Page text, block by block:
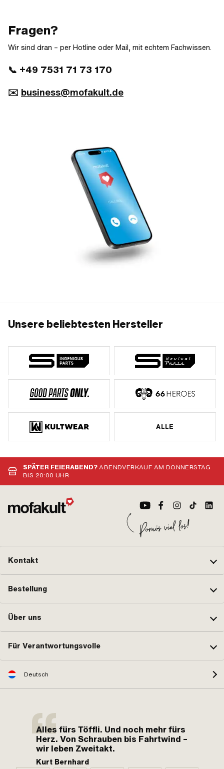
Fragen?
Wir sind dran – per Hotline oder Mail, mit echtem Fachwissen.
📞 +49 7531 71 73 170
✉️ business@mofakult.de
Unsere beliebtesten Hersteller
ALLE
SPÄTER FEIERABEND?ABENDVERKAUF AM DONNERSTAG
BIS 20:00 UHR
Kontakt
Bestellung
Über uns
Für Verantwortungsvolle
Deutsch
Alles fürs Töffli. Und noch mehr fürs
Herz. Von Schrauben bis Fahrtwind –
wir leben Zweitakt.
Kurt Bernhard